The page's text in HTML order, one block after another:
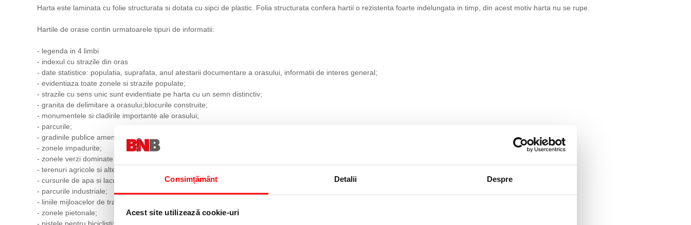
Consimțământ Detalii Despre
Acest site utilizează cookie-uri
Harta este laminata cu folie structurata si dotata cu sipci de plastic. Folia structurata confera hartii o rezistenta foarte indelungata in timp, din acest motiv harta nu se rupe.
Hartile de orase contin urmatoarele tipuri de informatii:
- legenda in 4 limbi
- indexul cu strazile din oras
- date statistice: populatia, suprafata, anul atestarii documentare a orasului, informatii de interes general;
- evidentiaza toate zonele si strazile populate;
- strazile cu sens unic sunt evidentiate pe harta cu un semn distinctiv;
- granita de delimitare a orasului;blocurile construite;
- monumentele si cladirile importante ale orasului;
- parcurile;
- gradinile publice amenajate;
- zonele impadurite;
- zonele verzi dominate de iarba;
- terenuri agricole si alte terenuri;
- cursurile de apa si lacurile de acumulare;
- parcurile industriale;
- liniile mijloacelor de transport in comun, cu prezentarea statiilor;
- zonele pietonale;